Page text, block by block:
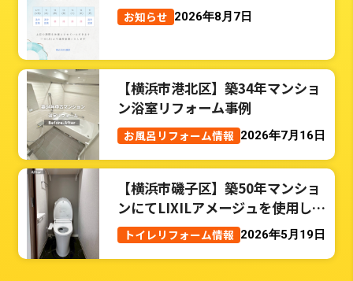
お知らせ 2026年8月7日
【横浜市港北区】築34年マンショ
ン浴室リフォーム事例
お風呂リフォーム情報 2026年7月16日
【横浜市磯子区】築50年マンショ
ンにてLIXILアメージュを使用した
トイレリフォーム事例
トイレリフォーム情報 2026年5月19日